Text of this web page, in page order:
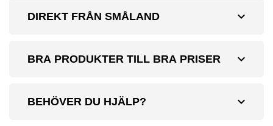
expand_more
DIREKT FRÅN SMÅLAND
expand_more
BRA PRODUKTER TILL BRA PRISER
expand_more
BEHÖVER DU HJÄLP?